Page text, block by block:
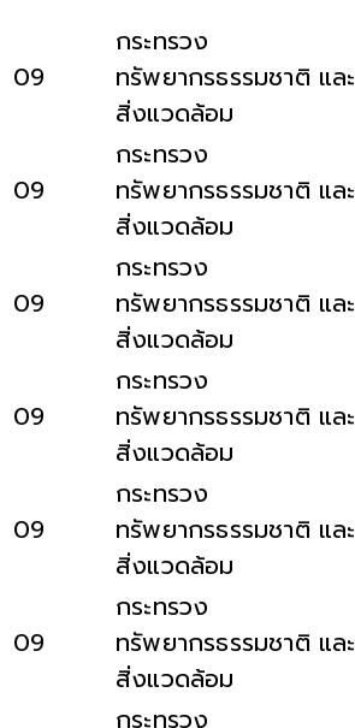
09
กระทรวง
ทรัพยากรธรรมชาติ และ
สิ่งแวดล้อม
09
กระทรวง
ทรัพยากรธรรมชาติ และ
สิ่งแวดล้อม
09
กระทรวง
ทรัพยากรธรรมชาติ และ
สิ่งแวดล้อม
09
กระทรวง
ทรัพยากรธรรมชาติ และ
สิ่งแวดล้อม
09
กระทรวง
ทรัพยากรธรรมชาติ และ
สิ่งแวดล้อม
09
กระทรวง
ทรัพยากรธรรมชาติ และ
สิ่งแวดล้อม
กระทรวง